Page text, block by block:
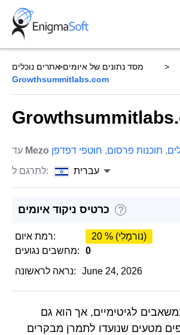
Skip
content
מסד נתונים של איומים אתרים נוכלים
Growthsummitlabs.com
Mezo , תוכנות פרסום, חוטפי דפדפן
לתרגם ל:
עברית
כרטיס ניקוד איומים ?
רמת איום:
20 % (נוֹרמָלִי)
מחשבים נגועים:
0
נראה לראשונה:
June 24, 2026
לגיטימיים, אך הוא גם
מטעים שנועדו לתמרן מבקרים